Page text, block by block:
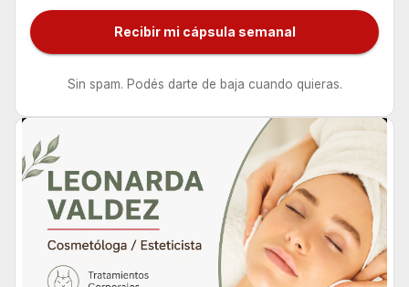
Recibir mi cápsula semanal
Sin spam. Podés darte de baja cuando quieras.